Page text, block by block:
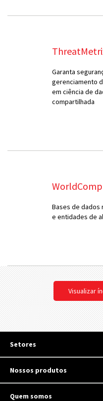
Garanta
gerenciamento
em ciência de
compartilhada
Bases de dados
e entidades de
Visualizar
Setores
Nossos produtos
Quem somos